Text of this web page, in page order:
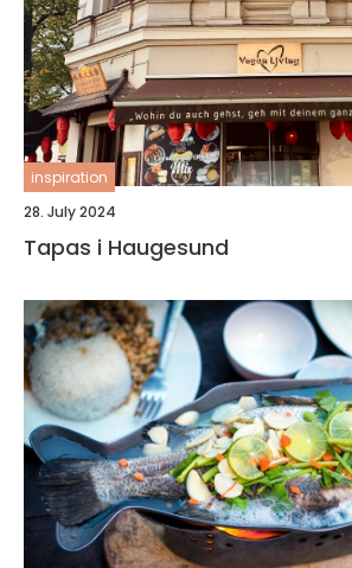
inspiration
28. July 2024
Tapas i Haugesund